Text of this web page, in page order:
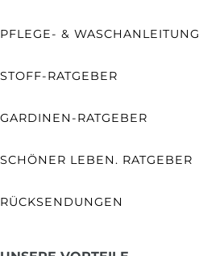
PFLEGE- & WASCHANLEITUNG
STOFF-RATGEBER
GARDINEN-RATGEBER
SCHÖNER LEBEN. RATGEBER
RÜCKSENDUNGEN